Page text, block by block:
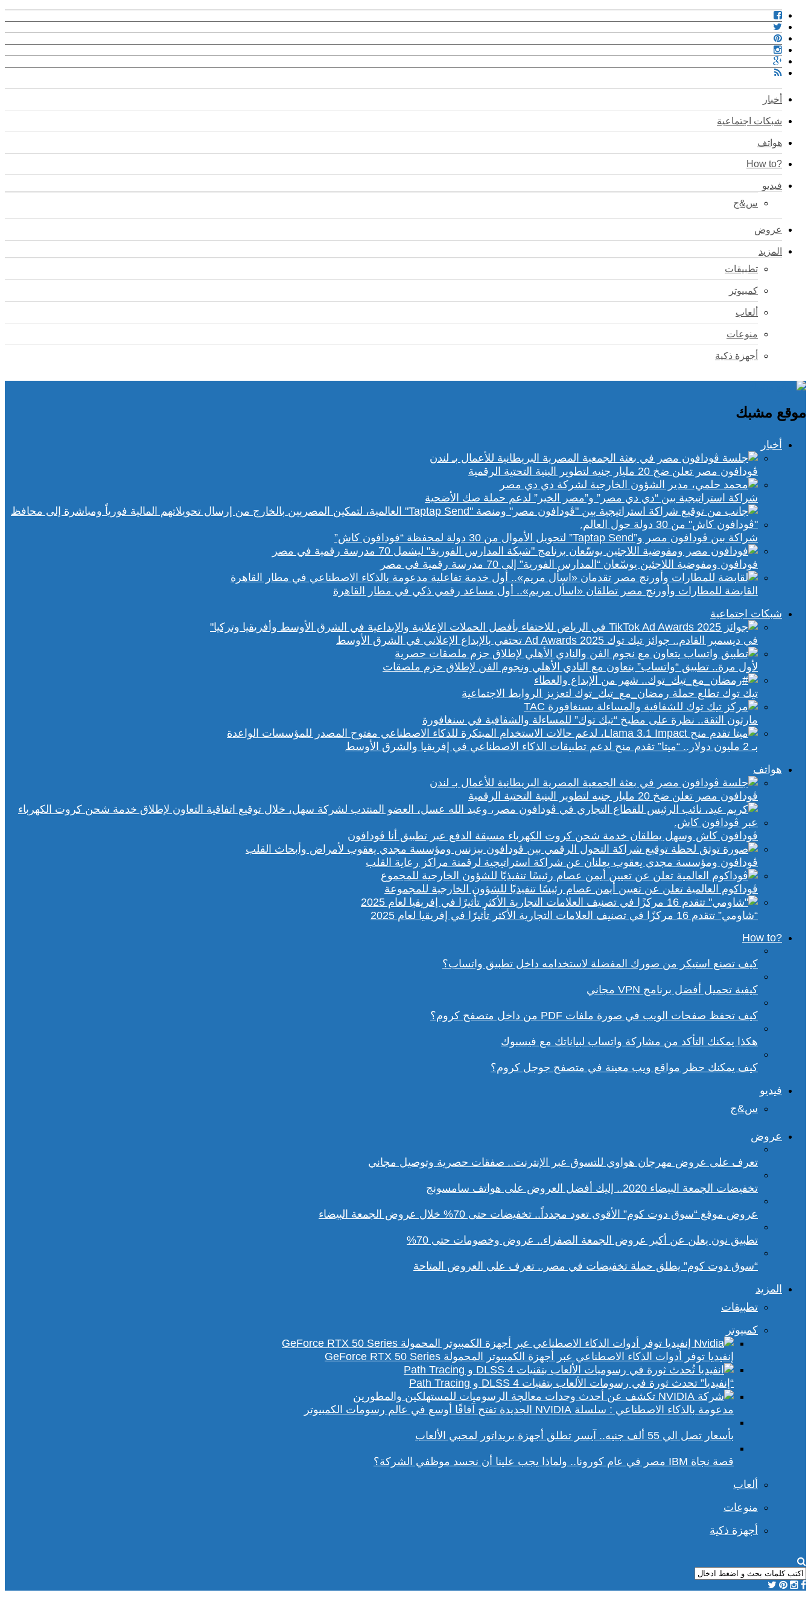
أخبار
شبكات اجتماعية
هواتف
?How to
فيديو
س&ج
عروض
المزيد
تطبيقات
كمبيوتر
ألعاب
منوعات
أجهزة ذكية
موقع مشبك
أخبار
ڤودافون مصر تعلن ضخ 20 مليار جنيه لتطوير البنية التحتية الرقمية
شراكة استراتيجية بين “دي دي مصر” و”مصر الخير” لدعم حملة صك الأضحية
شراكة بين ڤودافون مصر و”Taptap Send” لتحويل الأموال من 30 دولة لمحفظة “فودافون كاش”
فودافون ومفوضية اللاجئين يوسّعان “المدارس الفورية” إلى 70 مدرسة رقمية في مصر
القابضة للمطارات وأورنچ مصر تطلقان «اسأل مريم».. أول مساعد رقمي ذكي في مطار القاهرة
شبكات اجتماعية
في ديسمبر القادم.. جوائز تيك توك Ad Awards 2025 تحتفي بالإبداع الإعلاني في الشرق الأوسط
لأول مرة.. تطبيق “واتساب” يتعاون مع النادي الأهلي ونجوم الفن لإطلاق حزم ملصقات
تيك توك تطلع حملة رمضان_مع_تيك_توك لتعزيز الروابط الاجتماعية
مارثون الثقة.. نظرة على مطبخ “تيك توك” للمساءلة والشفافية في سنغافورة
بـ 2 مليون دولار.. “ميتا” تقدم منح لدعم تطبيقات الذكاء الاصطناعي في إفريقيا والشرق الأوسط
هواتف
ڤودافون مصر تعلن ضخ 20 مليار جنيه لتطوير البنية التحتية الرقمية
ڤودافون كاش وسهل يطلقان خدمة شحن كروت الكهرباء مسبقة الدفع عبر تطبيق أنا ڤودافون
ڤودافون ومؤسسة مجدي يعقوب يعلنان عن شراكة استراتيجية لرقمنة مراكز رعاية القلب
ڤوداكوم العالمية تعلن عن تعيين أيمن عصام رئيسًا تنفيذيًا للشؤون الخارجية للمجموعة
“شاومي” تتقدم 16 مركزًا في تصنيف العلامات التجارية الأكثر تأثيرًا في إفريقيا لعام 2025
?How to
كيف تصنع استيكر من صورك المفضلة لاستخدامه داخل تطبيق واتساب؟
كيفية تحميل أفضل برنامج VPN مجاني
كيف تحفظ صفحات الويب في صورة ملفات PDF من داخل متصفح كروم؟
هكذا يمكنك التأكد من مشاركة واتساب لبياناتك مع فيسبوك
كيف يمكنك حظر مواقع ويب معينة في متصفح جوجل كروم؟
فيديو
س&ج
عروض
تعرف على عروض مهرجان هواوي للتسوق عبر الإنترنت.. صفقات حصرية وتوصيل مجاني
تخفيضات الجمعة البيضاء 2020.. إليك أفضل العروض على هواتف سامسونج
عروض موقع “سوق دوت كوم” الأقوى تعود مجدداً.. تخفيضات حتى 70% خلال عروض الجمعة البيضاء
تطبيق نون يعلن عن أكبر عروض الجمعة الصفراء.. عروض وخصومات حتى 70%
“سوق دوت كوم” يطلق حملة تخفيضات في مصر.. تعرف على العروض المتاحة
المزيد
تطبيقات
كمبيوتر
إنفيديا توفر أدوات الذكاء الاصطناعي عبر أجهزة الكمبيوتر المحمولة GeForce RTX 50 Series
“إنفيديا” تحدث ثورة في رسومات الألعاب بتقنيات DLSS 4 و Path Tracing
مدعومة بالذكاء الاصطناعي : سلسلة NVIDIA الجديدة تفتح آفاقًا أوسع في عالم رسومات الكمبيوتر
بأسعار تصل الي 55 ألف جنيه.. آيسر تطلق أجهزة بريداتور لمحبي الألعاب
قصة نجاة IBM مصر في عام كورونا.. ولماذا يجب علينا أن نحسد موظفي الشركة؟
ألعاب
منوعات
أجهزة ذكية